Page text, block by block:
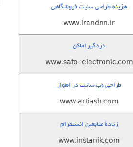
هزینه طراحی سایت فروشگاهی
www.irandnn.ir
دزدگیر اماکن
www.sato-electronic.com
طراحی وب سایت در اهواز
www.artiash.com
زيادة متابعين انستقرام
www.instanik.com